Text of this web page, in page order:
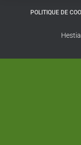
POLITIQUE DE